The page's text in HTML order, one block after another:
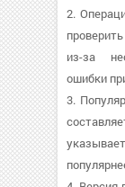
2.
из-за
ошибки
3.